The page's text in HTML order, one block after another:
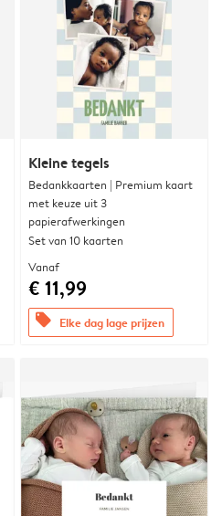
Kleine tegels
Bedankkaarten | Premium kaart
met keuze uit 3
papierafwerkingen
Set van 10 kaarten
Vanaf
€ 11,99
offers Elke dag lage prijzen